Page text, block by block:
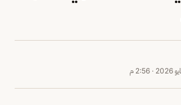
· 2:56 م